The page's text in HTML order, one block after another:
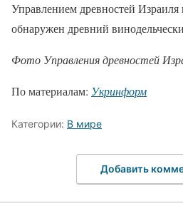
Управлением древностей
обнаружен древний
Фото Управления древностей
По материалам: Укринформ
Категории: В мире
Добавить